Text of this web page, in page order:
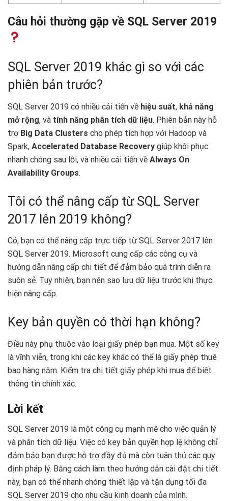
Câu hỏi thường gặp về SQL Server 2019
SQL Server 2019 khác gì so với các
phiên bản trước?
SQL Server 2019 có nhiều cải tiến về hiệu suất, khả năng
mở rộng, và tính năng phân tích dữ liệu. Phiên bản này hỗ
trợ Big Data Clusters cho phép tích hợp với Hadoop và
Spark, Accelerated Database Recovery giúp khôi phục
nhanh chóng sau lỗi, và nhiều cải tiến về Always On
Availability Groups.
Tôi có thể nâng cấp từ SQL Server
2017 lên 2019 không?
Có, bạn có thể nâng cấp trực tiếp từ SQL Server 2017 lên
SQL Server 2019. Microsoft cung cấp các công cụ và
hướng dẫn nâng cấp chi tiết để đảm bảo quá trình diễn ra
suôn sẻ. Tuy nhiên, bạn nên sao lưu dữ liệu trước khi thực
hiện nâng cấp.
Key bản quyền có thời hạn không?
Điều này phụ thuộc vào loại giấy phép bạn mua. Một số key
là vĩnh viễn, trong khi các key khác có thể là giấy phép thuê
bao hàng năm. Kiểm tra chi tiết giấy phép khi mua để biết
thông tin chính xác.
Lời kết
SQL Server 2019 là một công cụ mạnh mẽ cho việc quản lý
và phân tích dữ liệu. Việc có key bản quyền hợp lệ không chỉ
đảm bảo bạn được hỗ trợ đầy đủ mà còn tuân thủ các quy
định pháp lý. Bằng cách làm theo hướng dẫn cài đặt chi tiết
này, bạn có thể nhanh chóng thiết lập và tận dụng tối đa
SQL Server 2019 cho nhu cầu kinh doanh của mình.